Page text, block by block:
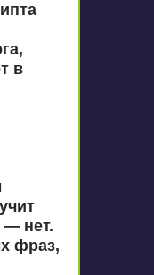
в
— нет.
фраз,